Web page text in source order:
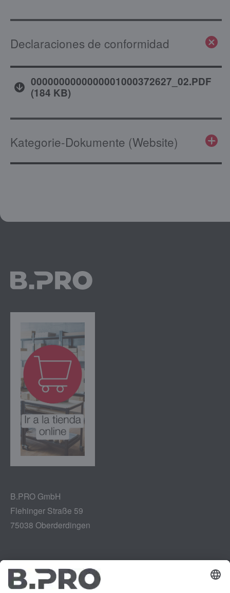
Declaraciones de conformidad
0000000000000001000372627_02.PDF
(184 KB)
Kategorie-Dokumente (Website)
B.PRO GmbH
Flehinger Straße 59
75038 Oberderdingen
Aviso legal